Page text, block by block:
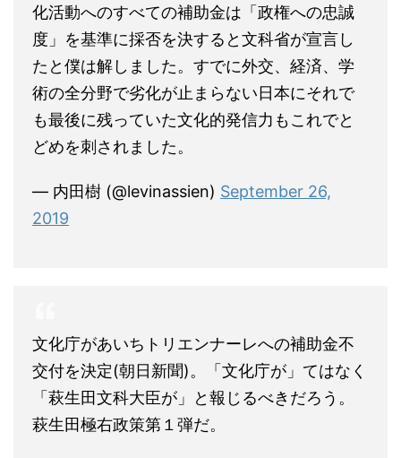
化活動へのすべての補助金は「政権への忠誠
度」を基準に採否を決すると文科省が宣言し
たと僕は解しました。すでに外交、経済、学
術の全分野で劣化が止まらない日本にそれで
も最後に残っていた文化的発信力もこれでと
どめを刺されました。
— 内田樹 (@levinassien) September 26,
2019
文化庁があいちトリエンナーレへの補助金不
交付を決定(朝日新聞)。「文化庁が」てはなく
「萩生田文科大臣が」と報じるべきだろう。
萩生田極右政策第１弾だ。